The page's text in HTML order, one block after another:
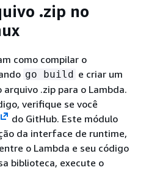
.zip no
como compilar o
go build e criar um
.zip para o Lambda.
verifique se você
do GitHub. Este módulo
da interface de runtime,
o Lambda e seu código
biblioteca, execute o